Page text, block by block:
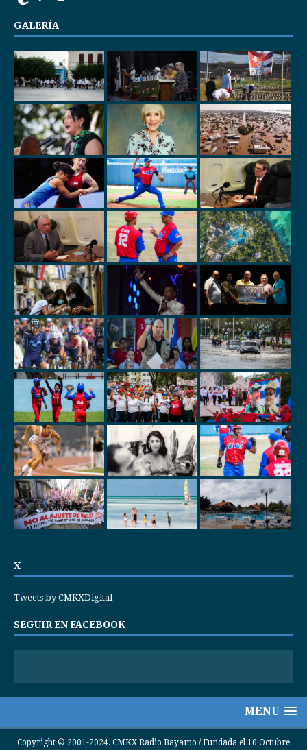
GALERÍA
X
Tweets by CMKXDigital
SEGUIR EN FACEBOOK
MENU
Copyright © 2001-2024. CMKX Radio Bayamo / Fundada el 10 Octubre